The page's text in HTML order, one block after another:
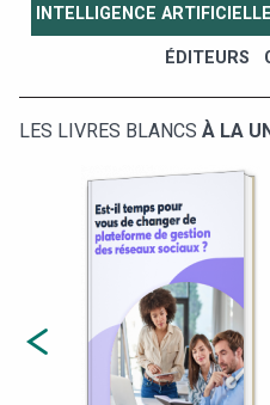
INTELLIGENCE ARTIFICIELLE
ÉDITEURS
LES LIVRES BLANCS À LA